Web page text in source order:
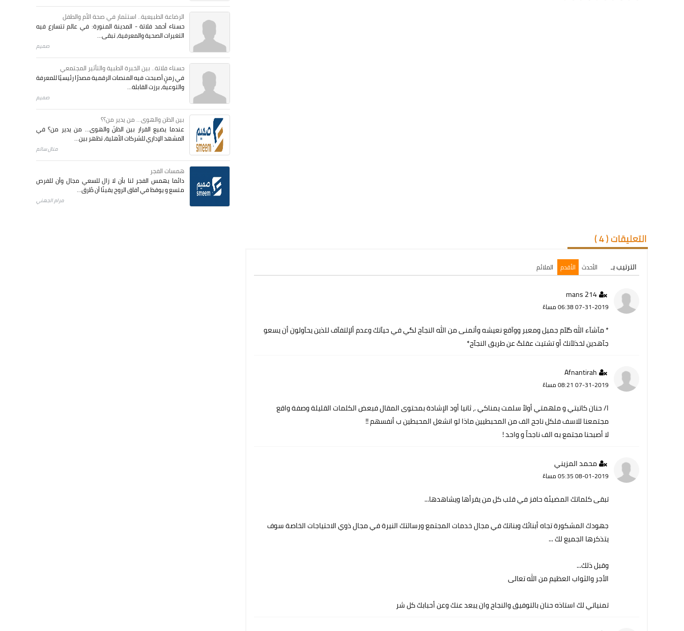
الرضاعة الطبيعية.. استثمار في صحة الأم والطفل
حسناء أحمد فلاتة - المدينة المنورة: في عالم تتسارع فيه
التغيرات الصحية والمعرفية، تبقى...
صميم
حسناء فلاتة.. بين الخبرة الطبية والتأثير المجتمعي
في زمنٍ أصبحت فيه المنصات الرقمية مصدرًا رئيسيًا للمعرفة
والتوعية، برزت القابلة...
صميم
بين الظن والهوى... من يدير من؟؟
عندما يضيع القرار بين الظنّ والهوى… من يدير من؟ في
المشهد الإداري للشركات الأهلية، تظهر بين...
منال سالم
همسات الفجر
دائما يهمس الفجر لنا بأن لا زال للسعي مجال وأن للفرص
متسع و يوقظ في آفاق الروح يقينًا أن طُرق...
مرام الجهني
التعليقات (4
)
الترتيب بـ الأحدث الأقدم الملائم
mans 214
07-31-2019 06:38 مساءً
* مآشآء الله گلآم جميل ومعبر ووآقع نعيشه وأتمنى من الله النجآح لگي في حيآتك وعدم ألإلتفآف للذين يحآولون أن يسعو
جآهدين لخذلآنك أو تشتيت عقلگ عن طريق النجآح*
Afnantirah
07-31-2019 08:21 مساءً
ا/ حنان كاتبتي و ملهمتي أولاً سلمت يمناكي .، ثانيا أود الإشادة بمحتوى المقال فبعض الكلمات القليلة وصفة واقع
مجتمعنا للاسف فلكل ناجح الف من المحبطيين ماذا لو انشغل المحبطين ب أنفسهم !!
لا أصبحنا مجتمع به الف ناجحاً و واحد !
محمد المزيني
08-01-2019 05:35 مساءً
تبقى كلماتك المضيئة حافز في قلب كل من يقرأها ويشاهدها...
جهودك المشكورة تجاه أبنائك وبناتك في مجال خدمات المجتمع ورسالتك النيرة في مجال ذوي الاحتياجات الخاصة سوف
يتذكرها الجميع لك ...
وقبل ذلك...
الأجر والثواب العظيم من الله تعالى
تمنياتي لك استاذه حنان بالتوفيق والنجاح وان يبعد عنك وعن أحبابك كل شر